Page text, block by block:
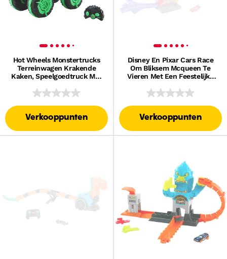
Hot Wheels Monstertrucks
Terreinwagen Krakende
Kaken, Speelgoedtruck Met
Land En in Water
Verkooppunten
Disney En Pixar Cars Race
Om Bliksem Mcqueen Te
Vieren Met Een Feestelijke
Speelgoedauto
Verkooppunten